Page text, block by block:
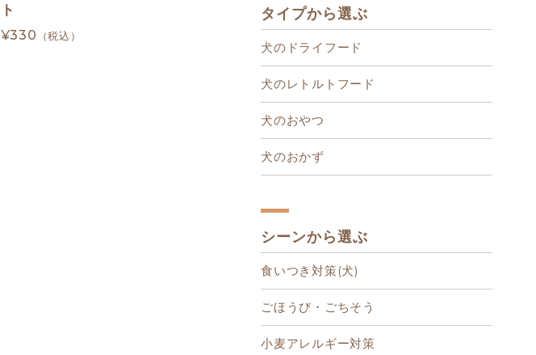
タイプから選ぶ
犬のドライフード
犬のレトルトフード
犬のおやつ
犬のおかず
シーンから選ぶ
食いつき対策(犬)
ごほうび・ごちそう
小麦アレルギー対策
ト
¥330 （税込）